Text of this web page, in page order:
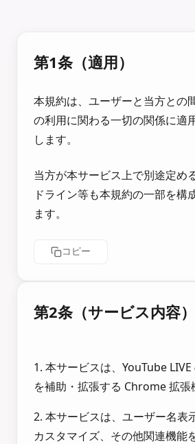
第1条（適用）
本規約は、ユーザーと当方との
の利用に関わる一切の関係に適
します。
当方が本サービス上で別途定め
ドライン等も本規約の一部を構
ます。
コピー
第2条（サービス内容）
1. 本サービスは、YouTube
を補助・拡張する Chrome 拡張
2. 本サービスは、ユーザー名表
カスタマイズ、その他関連機能